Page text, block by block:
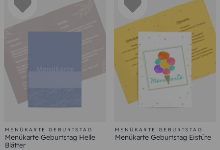
MENÜKARTE GEBURTSTAG
Menükarte Geburtstag Helle
Blätter
MENÜKARTE GEBURTSTAG
Menükarte Geburtstag Eistüte